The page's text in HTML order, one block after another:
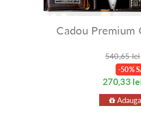
Cadou Premium
540,65 lei
-50%
270,33